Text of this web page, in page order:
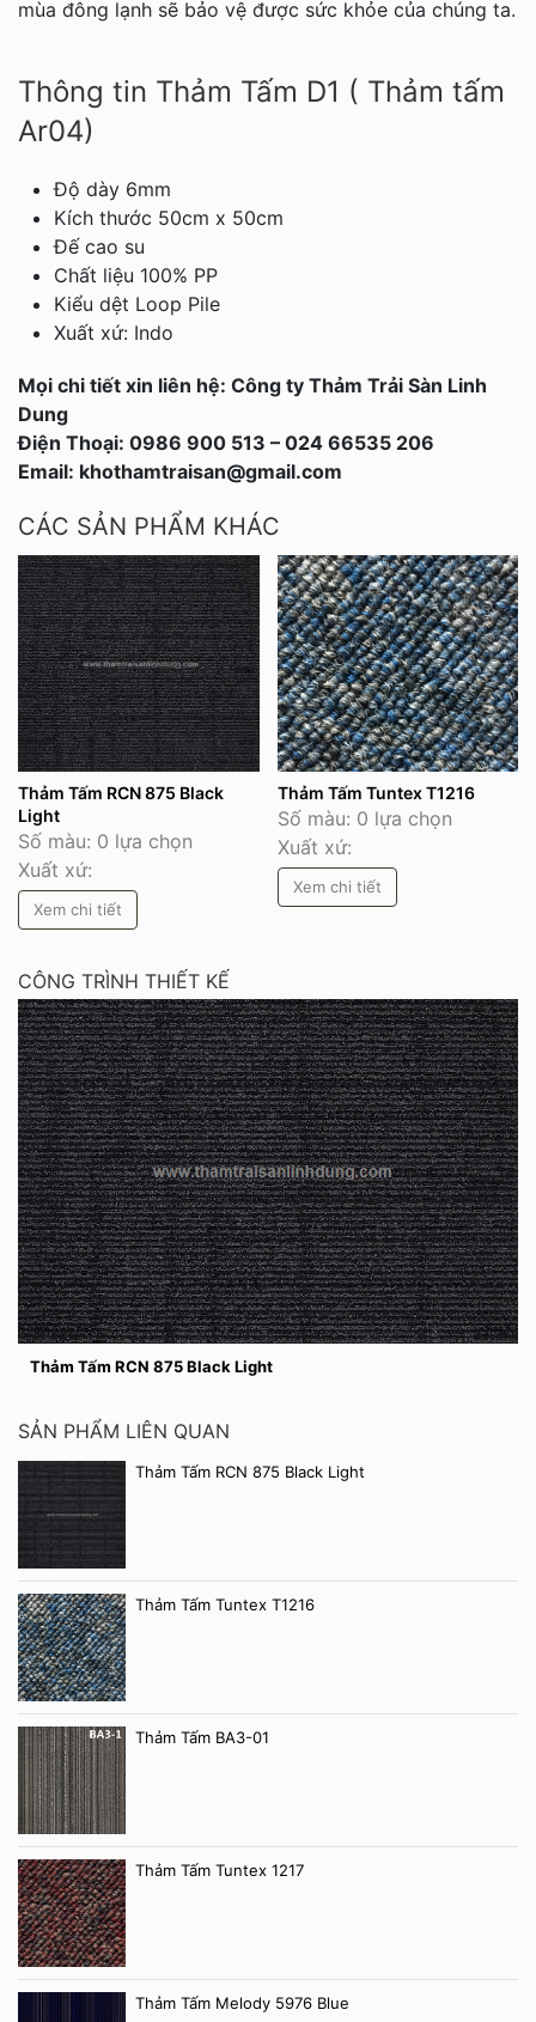
mùa đông lạnh sẽ bảo vệ được sức khỏe của chúng ta.
Thông tin Thảm Tấm D1 ( Thảm tấm
Ar04)
Độ dày 6mm
Kích thước 50cm x 50cm
Đế cao su
Chất liệu 100% PP
Kiểu dệt Loop Pile
Xuất xứ: Indo
Mọi chi tiết xin liên hệ: Công ty Thảm Trải Sàn Linh
Dung
Điện Thoại: 0986 900 513 – 024 66535 206
Email: khothamtraisan@gmail.com
CÁC SẢN PHẨM KHÁC
Thảm Tấm RCN 875 Black
Light
Số màu: 0 lựa chọn
Xuất xứ:
Xem chi tiết
Thảm Tấm Tuntex T1216
Số màu: 0 lựa chọn
Xuất xứ:
Xem chi tiết
CÔNG TRÌNH THIẾT KẾ
Thảm Tấm RCN 875 Black Light
SẢN PHẨM LIÊN QUAN
Thảm Tấm RCN 875 Black Light
Thảm Tấm Tuntex T1216
Thảm Tấm BA3-01
Thảm Tấm Tuntex 1217
Thảm Tấm Melody 5976 Blue